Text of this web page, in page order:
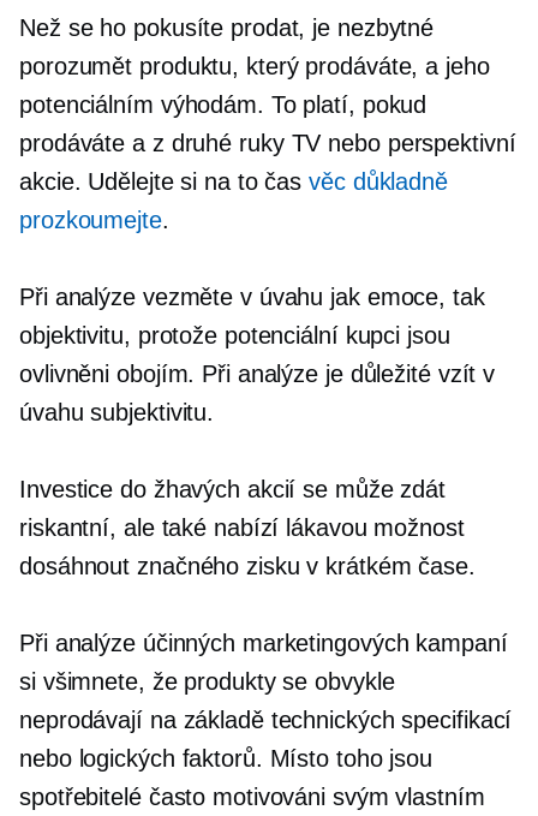
Než se ho pokusíte prodat, je nezbytné
porozumět produktu, který prodáváte, a jeho
potenciálním výhodám. To platí, pokud
prodáváte a z druhé rukyTV nebo perspektivní
akcie. Udělejte si na to časvěc důkladně
prozkoumejte.
Při analýze vezměte v úvahu jak emoce, tak
objektivitu, protože potenciální kupci jsou
ovlivněni obojím. Při analýze je důležité vzít v
úvahu subjektivitu.
Investice do žhavých akcií se může zdát
riskantní, ale také nabízí lákavou možnost
dosáhnout značného zisku v krátkém čase.
Při analýze účinných marketingových kampaní
si všimnete, že produkty se obvykle
neprodávají na základě technických specifikací
nebo logických faktorů. Místo toho jsou
spotřebitelé často motivováni svým vlastním